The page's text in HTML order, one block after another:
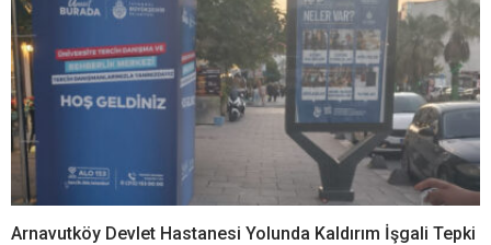
Arnavutköy Devlet Hastanesi Yolunda Kaldırım İşgali Tepki